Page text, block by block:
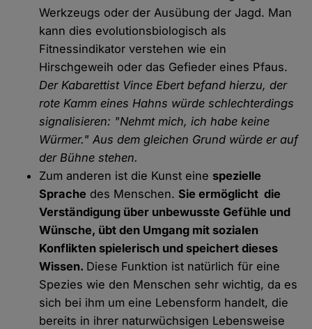
Werkzeugs oder der Ausübung der Jagd. Man
kann dies evolutionsbiologisch als
Fitnessindikator verstehen wie ein
Hirschgeweih oder das Gefieder eines Pfaus.
Der Kabarettist Vince Ebert befand hierzu, der
rote Kamm eines Hahns würde schlechterdings
signalisieren: "Nehmt mich, ich habe keine
Würmer." Aus dem gleichen Grund würde er auf
der Bühne stehen.
Zum anderen ist die Kunst eine spezielle
Sprache des Menschen.Sie ermöglicht die
Verständigung über unbewusste Gefühle und
Wünsche, übt den Umgang mit sozialen
Konflikten spielerisch und speichert dieses
Wissen. Diese Funktion ist natürlich für eine
Spezies wie den Menschen sehr wichtig, da es
sich bei ihm um eine Lebensform handelt, die
bereits in ihrer naturwüchsigen Lebensweise